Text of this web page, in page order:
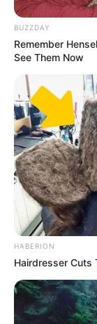
Snail (2022)
Unforgettable
Burned All Black
I Wouldn’t Look
I’m Not Okay
Goodbye(2020)
Nuna(2019)
The Time I Need
Begin Again
Kolaborasi
BUZZDAY
Remember
See Them Now
HABERION
Hairdresser Cuts